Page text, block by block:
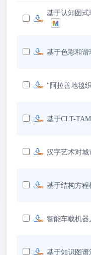
基于认知图
基于色彩和
"阿拉善地毯
基于CLT-
汉字艺术对
基于结构方
智能车载机
基于知识图